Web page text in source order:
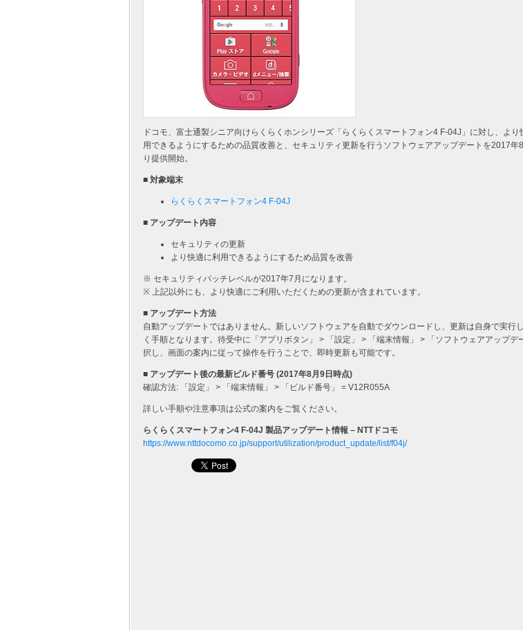
ドコモ、富士通製シニア向けらくらくホンシリーズ「らくらくスマートフォン4 F-04J」に対し、より
用できるようにするための品質改善と、セキュリティ更新を行うソフトウェアアップデートを2017年
り提供開始。
■ 対象端末
らくらくスマートフォン4 F-04J
■ アップデート内容
セキュリティの更新
より快適に利用できるようにするため品質を改善
※ セキュリティパッチレベルが2017年7月になります。
※ 上記以外にも、より快適にご利用いただくための更新が含まれています。
■ アップデート方法
自動アップデートではありません。新しいソフトウェアを自動でダウンロードし、更新は自身で実行
く手順となります。待受中に「アプリボタン」 > 「設定」 > 「端末情報」 > 「ソフトウェアアップデ
択し、画面の案内に従って操作を行うことで、即時更新も可能です。
■ アップデート後の最新ビルド番号 (2017年8月9日時点)
確認方法: 「設定」 > 「端末情報」 > 「ビルド番号」 = V12R055A
詳しい手順や注意事項は公式の案内をご覧ください。
らくらくスマートフォン4 F-04J 製品アップデート情報 – NTTドコモ
https://www.nttdocomo.co.jp/support/utilization/product_update/list/f04j/